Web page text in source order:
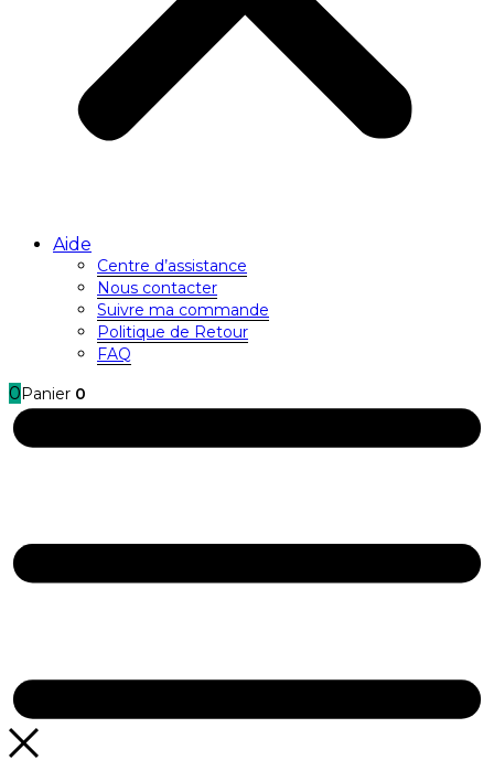
Aide
Centre d’assistance
Nous contacter
Suivre ma commande
Politique de Retour
FAQ
0 Panier 0